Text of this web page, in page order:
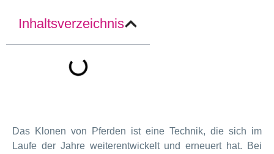
Inhaltsverzeichnis
Das Klonen von Pferden ist eine Technik, die sich im
Laufe der Jahre weiterentwickelt und erneuert hat. Bei